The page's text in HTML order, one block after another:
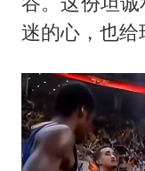
迷的心，也给